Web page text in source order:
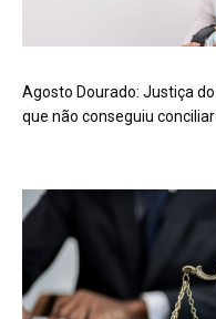
Agosto Dourado: Justiça
que não conseguiu